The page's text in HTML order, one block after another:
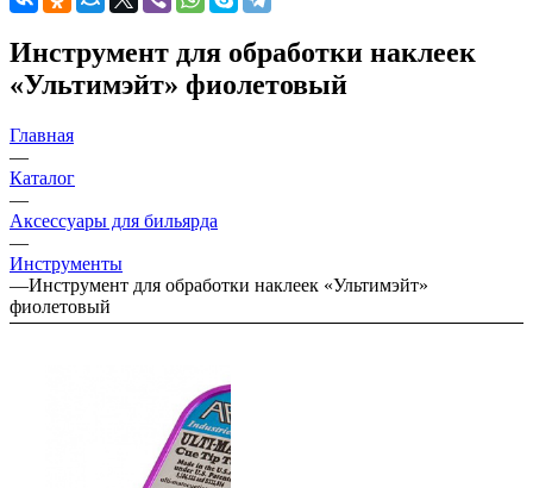
Инструмент для обработки наклеек
«Ультимэйт» фиолетовый
Главная
—
Каталог
—
Аксессуары для бильярда
—
Инструменты
—Инструмент для обработки наклеек «Ультимэйт»
фиолетовый